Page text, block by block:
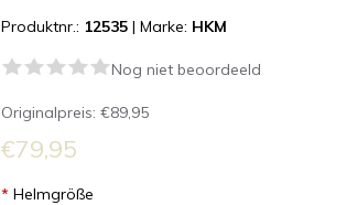
Produktnr.: 12535 |Marke: HKM
Nog niet beoordeeld
Originalpreis:€89,95
€79,95
* Helmgröße